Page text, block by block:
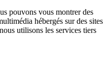
pouvons vous montrer des
hébergés sur des sites
utilisons les services tiers